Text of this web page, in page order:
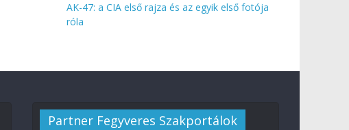
AK-47: a CIA első rajza és az egyik első fotója
róla
Partner Fegyveres Szakportálok